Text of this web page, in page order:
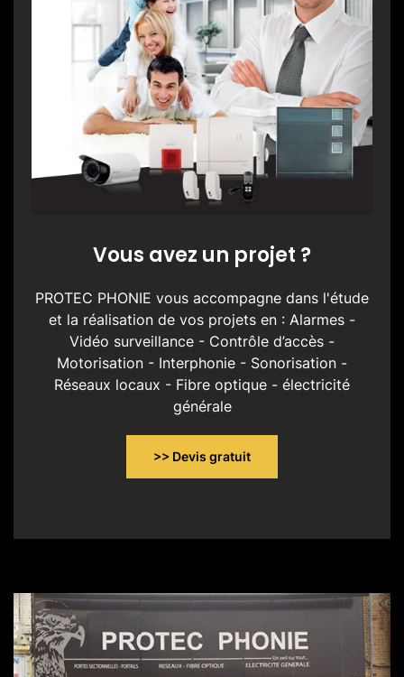
Vous avez un projet ?
PROTEC PHONIE vous accompagne dans l'étude
et la réalisation de vos projets en : Alarmes -
Vidéo surveillance - Contrôle d’accès -
Motorisation - Interphonie - Sonorisation -
Réseaux locaux - Fibre optique - électricité
générale
>> Devis gratuit